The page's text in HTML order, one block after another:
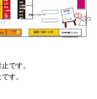
です。
す。